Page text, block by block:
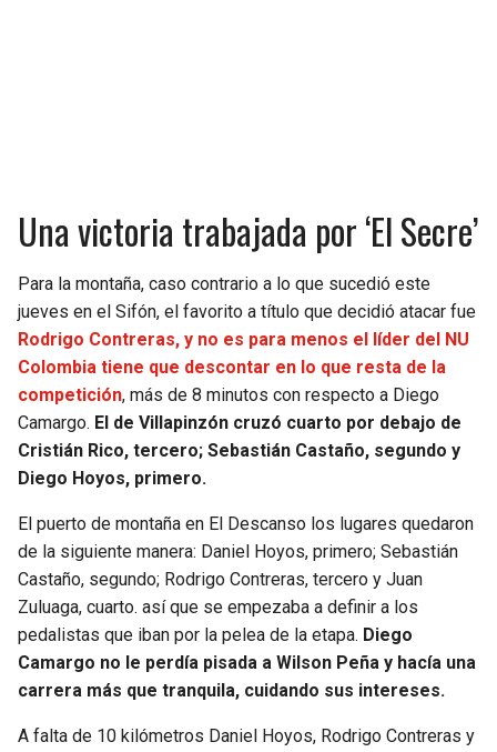
Una victoria trabajada por ‘El Secre’
Para la montaña, caso contrario a lo que sucedió este
jueves en el Sifón, el favorito a título que decidió atacar fue
Rodrigo Contreras, y no es para menos el líder del NU
Colombia tiene que descontar en lo que resta de la
competición, más de 8 minutos con respecto a Diego
Camargo. El de Villapinzón cruzó cuarto por debajo de
Cristián Rico, tercero; Sebastián Castaño, segundo y
Diego Hoyos, primero.
El puerto de montaña en El Descanso los lugares quedaron
de la siguiente manera: Daniel Hoyos, primero; Sebastián
Castaño, segundo; Rodrigo Contreras, tercero y Juan
Zuluaga, cuarto. así que se empezaba a definir a los
pedalistas que iban por la pelea de la etapa. Diego
Camargo no le perdía pisada a Wilson Peña y hacía una
carrera más que tranquila, cuidando sus intereses.
A falta de 10 kilómetros Daniel Hoyos, Rodrigo Contreras y